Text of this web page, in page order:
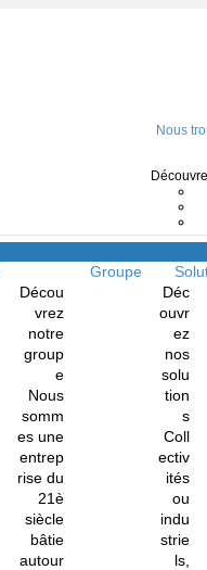
Nous
Groupe
Décou
vrez
notre
group
e
Nous
somm
es une
entrep
rise du
21è
siècle
bâtie
autour
Déc
ouvr
ez
nos
solu
tion
s
Coll
ectiv
ités
ou
indu
strie
ls,